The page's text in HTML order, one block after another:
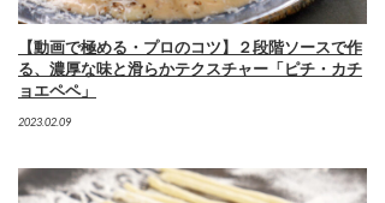
【動画で極める・プロのコツ】２段階ソースで作
る、濃厚な味と滑らかテクスチャー「ピチ・カチ
ョエペペ」
2023.02.09